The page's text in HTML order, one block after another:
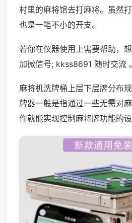
村里的麻将馆去打麻将。虽然
也是一笔不小的开支。
若你在仪器使用上需要帮助，
加微信号; kkss8691 随时交流 。
麻将机洗牌桶上层下层牌分布
牌器一般是指通过一些无需对
作就能实现控制麻将牌功能的设